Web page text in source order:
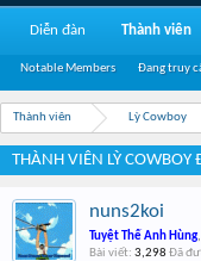
Thành viên Lỳ Cowboy
THÀNH VIÊN LỲ COWBOY
nuns2koi
Tuyệt Thế Anh Hùng,
Bài viết: 3,298 Đã
Diễn đàn Thành viên
Notable Members Đang truy